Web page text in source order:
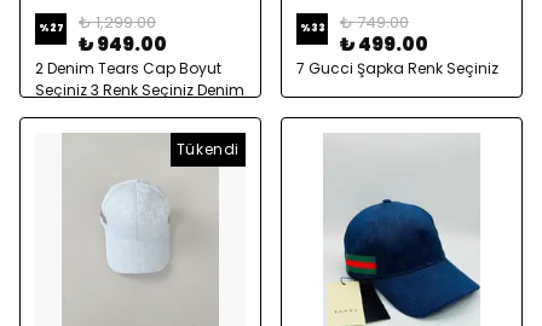
%27 ₺ 1,299.00
₺ 949.00
2 Denim Tears Cap Boyut
Seçiniz 3 Renk Seçiniz Denim
%33 ₺ 749.00
₺ 499.00
7 Gucci Şapka Renk Seçiniz
Tükendi